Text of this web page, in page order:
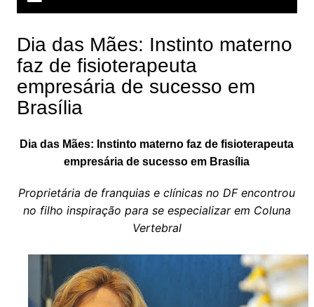
Dia das Mães: Instinto materno
faz de fisioterapeuta
empresária de sucesso em
Brasília
Dia das Mães: Instinto materno faz de fisioterapeuta
empresária de sucesso em Brasília
Proprietária de franquias e clínicas no DF encontrou
no filho inspiração para se especializar em Coluna
Vertebral